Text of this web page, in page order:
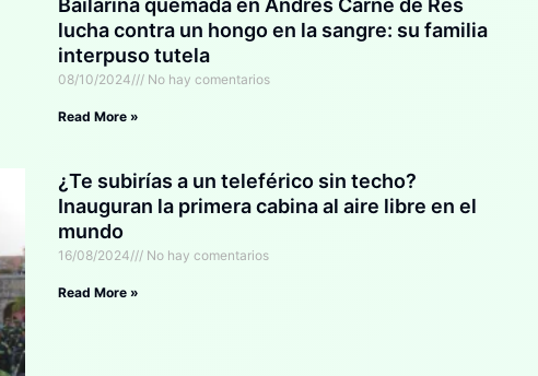
Bailarina quemada en Andrés Carne de Res
lucha contra un hongo en la sangre: su familia
interpuso tutela
08/10/2024 No hay comentarios
Read More »
¿Te subirías a un teleférico sin techo?
Inauguran la primera cabina al aire libre en el
mundo
16/08/2024 No hay comentarios
Read More »